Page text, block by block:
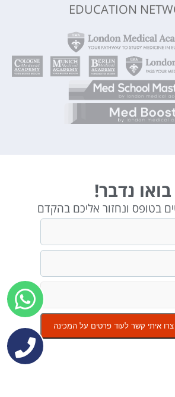
EDUCATION
בואו נדבר!
בטופס ונחזור אליכם בהקדם
צרו איתי קשר לעוד פרטים על המכינה